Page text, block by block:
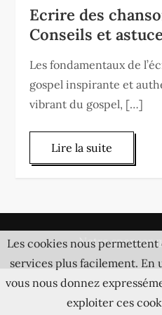
Ecrire des
Conseils et
Les fondamentaux de
gospel inspirante et
vibrant du gospel, […]
Lire la suite
Notre sponsor
Les cookies nous permettent
services plus facilement. En
vous nous donnez
exploiter ces